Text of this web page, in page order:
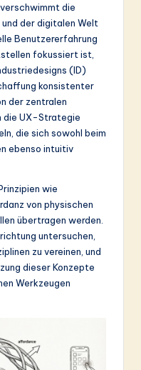
die
der digitalen Welt
Benutzererfahrung
fokussiert ist,
(ID)
konsistenter
der zentralen
die UX-Strategie
die sich sowohl beim
ebenso intuitiv
wie
von physischen
übertragen werden.
untersuchen,
zu vereinen, und
dieser Konzepte
Werkzeugen